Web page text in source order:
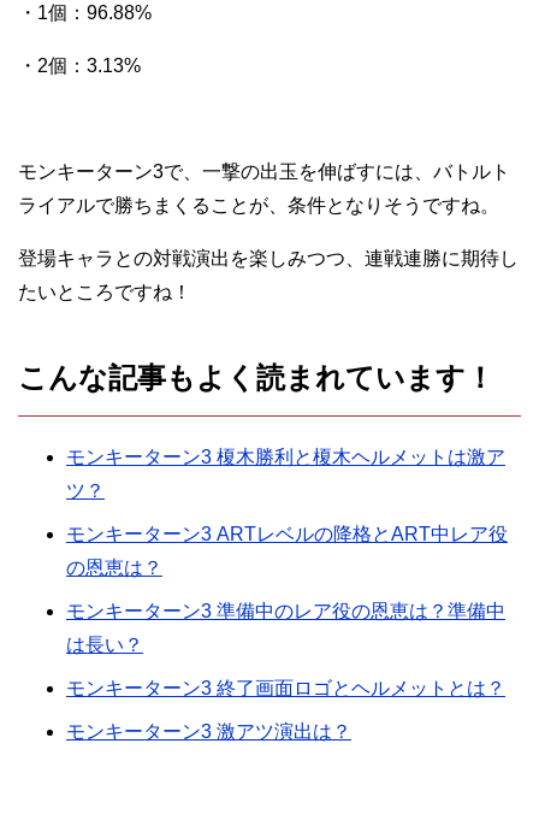
・1個：96.88%
・2個：3.13%
モンキーターン3で、一撃の出玉を伸ばすには、バトルト
ライアルで勝ちまくることが、条件となりそうですね。
登場キャラとの対戦演出を楽しみつつ、連戦連勝に期待し
たいところですね！
こんな記事もよく読まれています！
モンキーターン3 榎木勝利と榎木ヘルメットは激ア
ツ？
モンキーターン3 ARTレベルの降格とART中レア役
の恩恵は？
モンキーターン3 準備中のレア役の恩恵は？準備中
は長い？
モンキーターン3 終了画面ロゴとヘルメットとは？
モンキーターン3 激アツ演出は？